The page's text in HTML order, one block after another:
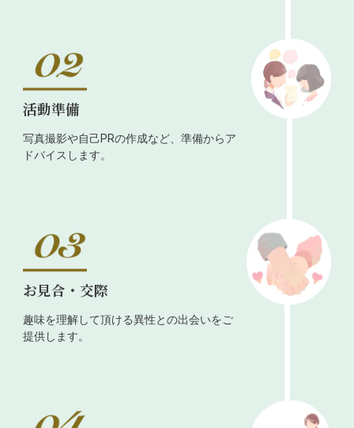
活動準備
写真撮影や自己PRの作成など、準備からア
ドバイスします。
お見合・交際
趣味を理解して頂ける異性との出会いをご
提供します。